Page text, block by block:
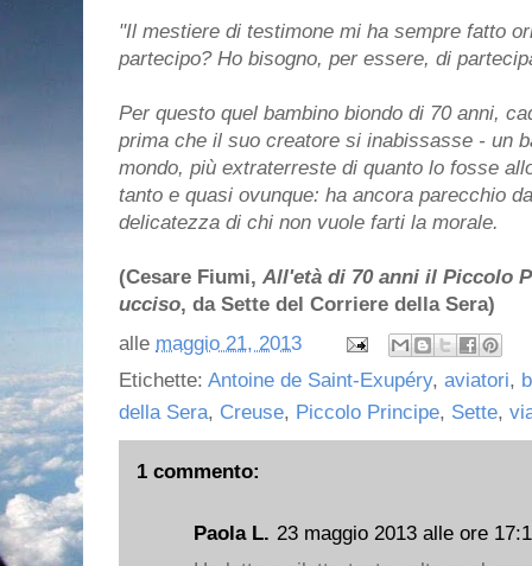
"Il mestiere di testimone mi ha sempre fatto
partecipo? Ho bisogno, per essere, di
Per questo quel bambino biondo di 70 anni,
prima che il suo creatore si inabissasse - un
mondo, più extraterreste di quanto lo fosse
tanto e quasi ovunque: ha ancora parecchio
delicatezza di chi non vuole farti la morale.
(Cesare Fiumi, All'età di 70 anni il Piccolo
ucciso, da Sette del Corriere della Sera)
alle maggio 21, 2013
Etichette: Antoine de Saint-Exupéry, aviatori,
della Sera, Creuse, Piccolo Principe, Sette,
1 commento:
Paola L. 23 maggio 2013 alle ore